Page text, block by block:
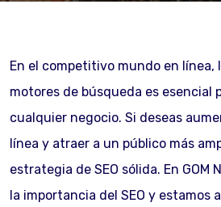
En el competitivo mundo en línea,
motores de búsqueda es esencial
cualquier negocio. Si deseas
línea y atraer a un público más
estrategia de SEO sólida. En GOM
la importancia del SEO y estamos